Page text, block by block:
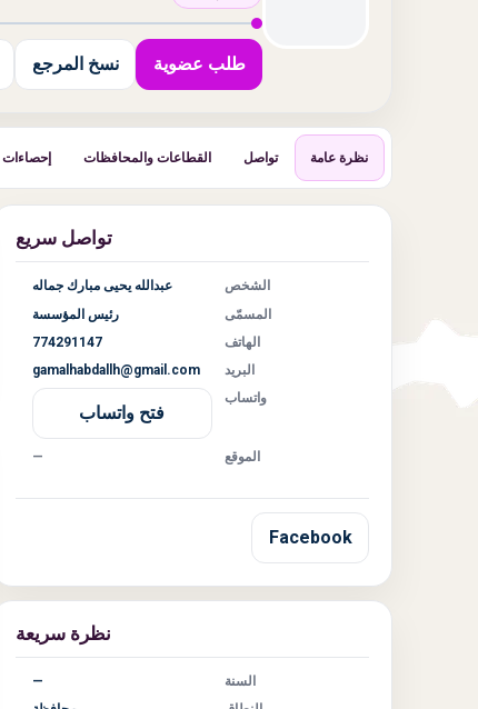
طلب عضوية نسخ المرجع
نظرة عامة تواصل القطاعات والمحافظات إحصاءات
تواصل سريع
الشخص
عبدالله يحيى مبارك جماله
المسمّى
رئيس المؤسسة
الهاتف
774291147
البريد
gamalhabdallh@gmail.com
واتساب
فتح واتساب
الموقع —
Facebook
نظرة سريعة
السنة
—